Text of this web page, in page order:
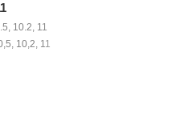
10.2, 11
10,2, 11